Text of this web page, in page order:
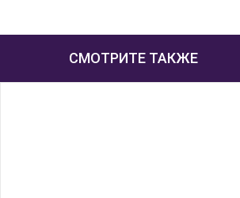
СМОТРИТЕ ТАКЖЕ